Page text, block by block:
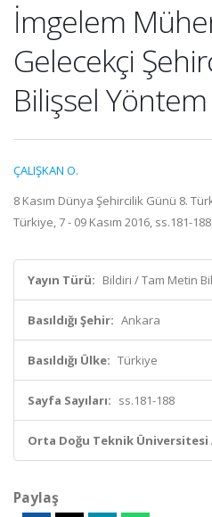
İmgelem
Gelecekçi
Bilişsel
ÇALIŞKAN O.
8 Kasım Dünya Şehircilik Günü 8.
Türkiye, 7 - 09 Kasım 2016, ss.181-
Yayın Türü: Bildiri / Tam Metin
Basıldığı Şehir: Ankara
Basıldığı Ülke: Türkiye
Sayfa Sayıları: ss.181-188
Orta Doğu Teknik Üniversitesi
Paylaş